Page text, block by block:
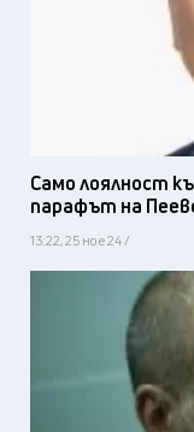
Само лоялност
парафът на
13:22, 25 ное 24 /